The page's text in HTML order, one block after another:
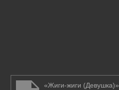
«Жиги-жиги (Девушка)»